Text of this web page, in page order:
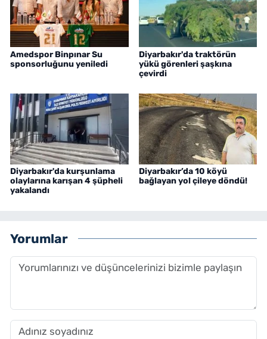
Amedspor Binpınar Su
sponsorluğunu yeniledi
Diyarbakır'da traktörün
yükü görenleri şaşkına
çevirdi
Diyarbakır'da kurşunlama
olaylarına karışan 4 şüpheli
yakalandı
Diyarbakır’da 10 köyü
bağlayan yol çileye döndü!
Yorumlar